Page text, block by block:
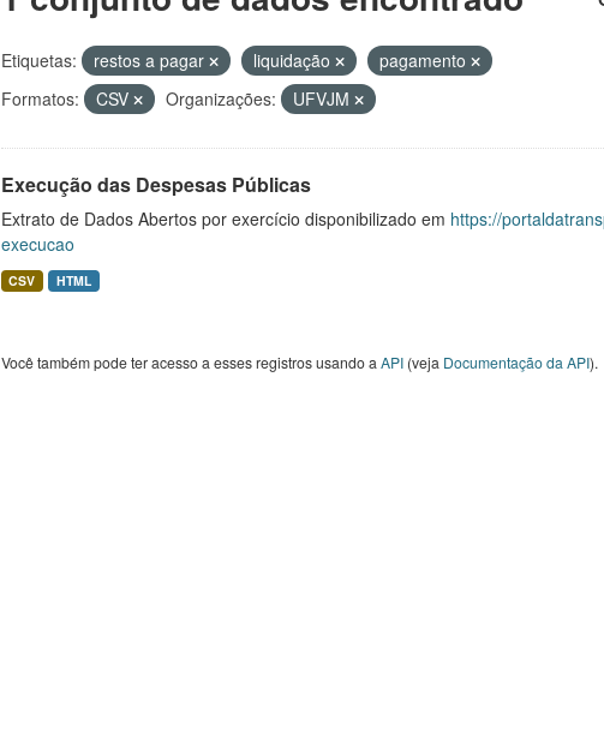
Etiquetas: restos a pagar liquidação
pagamento
Formatos:
CSV Organizações: UFVJM
Execução das Despesas Públicas
Extrato de Dados Abertos por exercício disponibilizado em https://
execucao
CSV HTML
Você também pode ter acesso a esses registros usando a API(veja Documentação da API).